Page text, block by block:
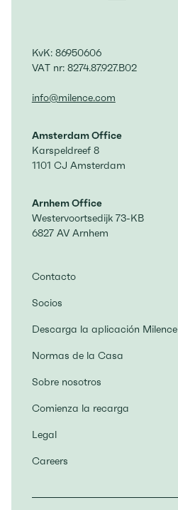
KvK: 86950606
VAT nr: 8274.87.927.B02
info@milence.com
Amsterdam Office
Karspeldreef 8
1101 CJ Amsterdam
Arnhem Office
Westervoortsedijk 73-KB
6827 AV Arnhem
Contacto
Socios
Descarga la aplicación Milence
Normas de la Casa
Sobre nosotros
Comienza la recarga
Legal
Careers